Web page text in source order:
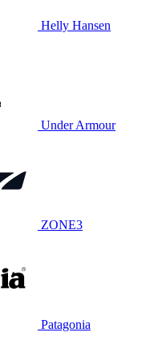
Helly Hansen
Under Armour
ZONE3
Patagonia